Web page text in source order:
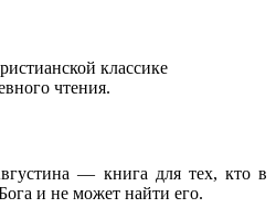
классике
чтения.
— книга для тех, кто в
и не может найти его.